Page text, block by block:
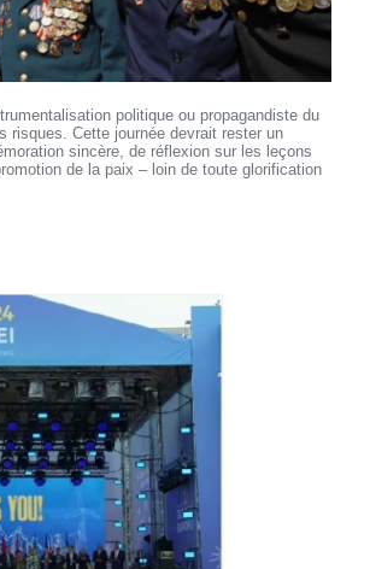
politique ou propagandiste du
risques. Cette journée devrait rester un
sincère, de réflexion sur les leçons
de la paix – loin de toute glorification